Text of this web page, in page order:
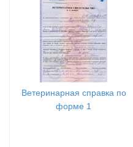
Ветеринарная справка по
форме 1